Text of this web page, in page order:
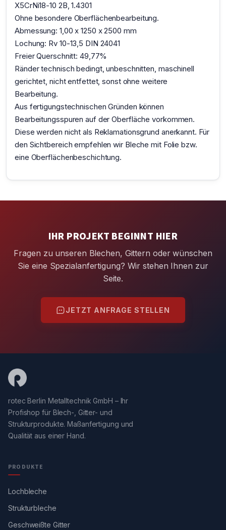
X5CrNi18-10 2B, 1.4301
Ohne besondere Oberflächenbearbeitung.
Abmessung: 1,00 x 1250 x 2500 mm
Lochung: Rv 10-13,5 DIN 24041
Freier Querschnitt: 49,77%
Ränder technisch bedingt, unbeschnitten, maschinell
gerichtet, nicht entfettet, sonst ohne weitere
Bearbeitung.
Aus fertigungstechnischen Gründen können
Bearbeitungsspuren auf der Oberfläche vorkommen.
Diese werden nicht als Reklamationsgrund anerkannt. Für
den Sichtbereich empfehlen wir Bleche mit Folie bzw.
eine Oberflächenbeschichtung.
IHR PROJEKT BEGINNT HIER
Fragen zu unseren Blechen, Gittern oder wünschen
Sie eine Spezialanfertigung? Wir stehen Ihnen zur
Seite.
JETZT ANFRAGE STELLEN
rotec Berlin Metalltechnik GmbH – Ihr
Profishop für Blech-, Gitter- und
Strukturprodukte. Maßanfertigung und
Qualität aus einer Hand.
PRODUKTE
Lochbleche
Strukturbleche
Geschweißte Gitter